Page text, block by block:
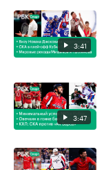
3:41
3:47